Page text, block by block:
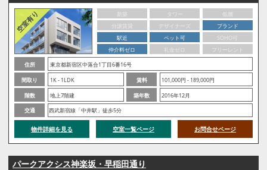
新築 タワー
低層
分譲賃貸
デザイナーズ
ブランド
駅近
ペット可
SOHO可
仲介料ゼロ
礼金ゼロ
フリーレント
住所
東京都新宿区中落合1丁目6番16号
間取り
1K - 1LDK 賃料
101,000円 - 189,000円
階数
地上7階建 築年数
2016年12月
交通
西武新宿線「中井駅」徒歩5分
物件詳細を見る 空室一覧ページ お問合せページ
パークアクシス神楽坂・早稲田通り